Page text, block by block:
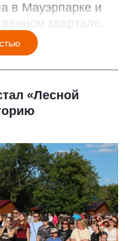
в Мауэрпарке и
квартале.
«Лесной